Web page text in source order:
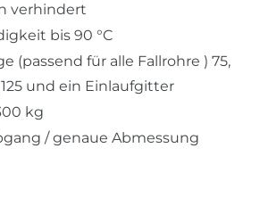
verhindert
bis 90 °C
(passend für alle Fallrohre ) 75,
125 und ein Einlaufgitter
kg
/ genaue Abmessung